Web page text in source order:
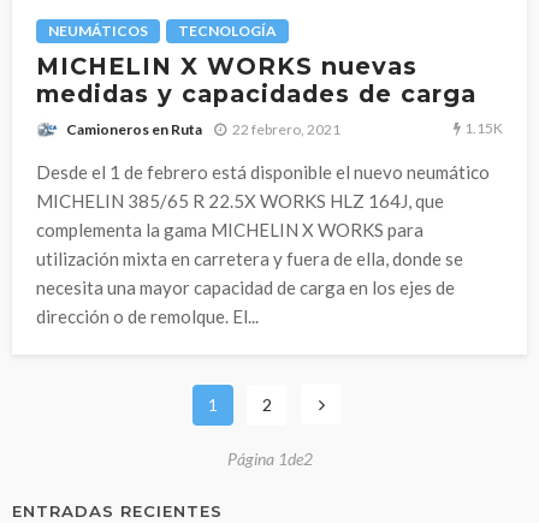
NEUMÁTICOS TECNOLOGÍA
MICHELIN X WORKS nuevas
medidas y capacidades de carga
Camioneros en Ruta 22 febrero, 2021 1.15K
Desde el 1 de febrero está disponible el nuevo neumático
MICHELIN 385/65 R 22.5X WORKS HLZ 164J, que
complementa la gama MICHELIN X WORKS para
utilización mixta en carretera y fuera de ella, donde se
necesita una mayor capacidad de carga en los ejes de
dirección o de remolque. El...
1 2
Página 1de2
ENTRADAS RECIENTES